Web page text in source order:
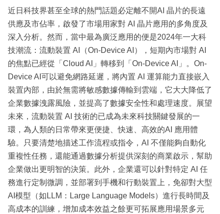
近日科技界甚至全球的熱門話題必定離不開AI 晶片的長遠
供應及市佔率，啟發了市場用家對 AI 晶片應用的多角度及
深入分析。然而，當中最為廣泛應用的便是2024年一大科
技潮流：流動裝置 AI（On-Device AI），短期內市場對 AI
的焦點已經從「Cloud AI」轉移到「On-Device AI」。On-
Device AI可以避免網路延遲，將內置 AI 運算能力直接嵌入
裝置內部，由於無需將敏感數據傳輸到雲端，它大大降低了
企業數據洩露風險，並提高了數據安全性和處理速度。展望
未來，流動裝置 AI 技術的已成為未來科技關鍵發展的一
環，為人類的日常帶來更便捷、快速、高效的AI 應用體
驗。只要清楚地描述工作流程或指令，AI 不僅能夠自動化
重複性任務，還能通過數據分析提供深刻的商業啟示，幫助
企業做出更明智的決策。此外，企業還可以針對特定 AI 任
務進行定制微調，並部署到手機和行動裝置上，免卻對大型
AI模型（如LLM：Large Language Models）進行長時間及
高成本的訓練，增加成本效益之餘更可拓展應用場景多元